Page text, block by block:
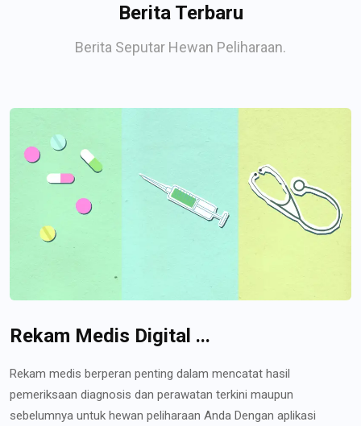
Berita Terbaru
Berita Seputar Hewan Peliharaan.
Rekam Medis Digital ...
Rekam medis berperan penting dalam mencatat hasil
pemeriksaan diagnosis dan perawatan terkini maupun
sebelumnya untuk hewan peliharaan Anda Dengan aplikasi